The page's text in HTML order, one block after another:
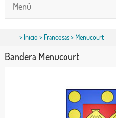
Menú
> Inicio> Francesas> Menucourt
Bandera Menucourt